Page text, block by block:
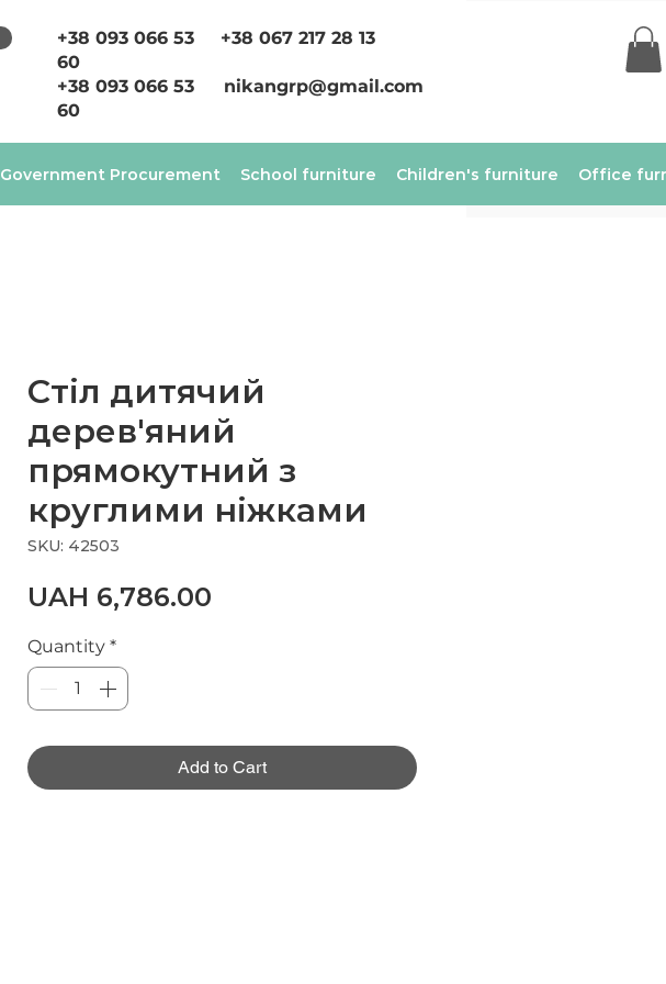
+38 093 066 53
60
+38 093 066 53
60
+38 067 217 28 13
nikangrp@gmail.com
Government Procurement School furniture Children's furniture Office
Стіл дитячий
дерев'яний
прямокутний з
круглими ніжками
SKU: 42503
UAH 6,786.00
Quantity *
Add to Cart